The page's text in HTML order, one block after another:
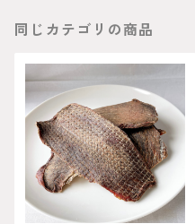
同じカテゴリの商品